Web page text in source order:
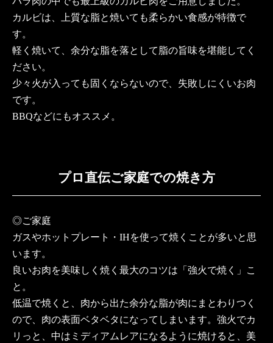
カルビは、上質な脂と焼いても柔らかい食感が特徴で
す。
軽く焼いて、余分な脂を落として脂の旨味を堪能してく
ださい。
少々火が入っても固くならないので、失敗しにくいお肉
です。
BBQなどにもオススメ。
プロ直伝ご家庭での焼き方
◎ご家庭
ガスやホットプレート・IHを使って焼くことが多いと思
います。
良いお肉を美味しく焼く最大のコツは「強火で焼く」こ
と。
低温で焼くと、肉から出た余分な脂が肉にまとわりつく
ので、肉の表面ベタベタになってしまいます。強火でカ
リっと、中はミディアムレアになるように焼けると、美